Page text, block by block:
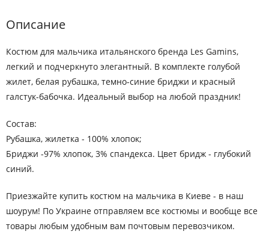
Описание
Костюм для мальчика итальянского бренда Les Gamins,
легкий и подчеркнуто элегантный. В комплекте голубой
жилет, белая рубашка, темно-синие бриджи и красный
галстук-бабочка. Идеальный выбор на любой праздник!
Состав:
Рубашка, жилетка - 100% хлопок;
Бриджи -97% хлопок, 3% спандекса. Цвет бридж - глубокий
синий.
Приезжайте купить костюм на мальчика в Киеве - в наш
шоурум! По Украине отправляем все костюмы и вообще все
товары любым удобным вам почтовым перевозчиком.